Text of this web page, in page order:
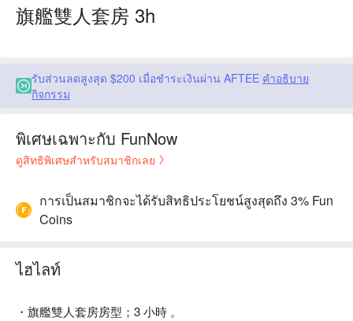
旗艦雙人套房 3h
รับส่วนลดสูงสุด $200 เมื่อชำระเงินผ่าน AFTEE คำอธิบาย
กิจกรรม
พิเศษเฉพาะกับ FunNow
ดูสิทธิพิเศษสำหรับสมาชิกเลย
การเป็นสมาชิกจะได้รับสิทธิประโยชน์สูงสุดถึง 3% Fun
Coins
ไฮไลท์
・旗艦雙人套房房型；3 小時 。